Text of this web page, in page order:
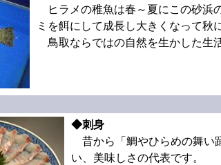
ヒラメの稚魚は春～夏にこの砂浜
ミを餌にして成長し大きくなって秋
鳥取ならではの自然を生かした生
◆刺身
昔から「鯛やひらめの舞い
い、美味しさの代表です。